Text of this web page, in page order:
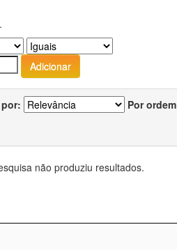
Por ordem
não produziu resultados.